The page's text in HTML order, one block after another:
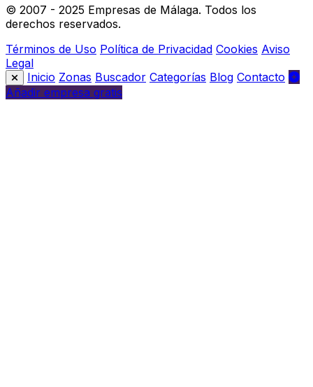
© 2007 - 2025 Empresas de Málaga. Todos los
derechos reservados.
Términos de Uso Política de Privacidad Cookies Aviso
Legal
Inicio Zonas Buscador Categorías Blog Contacto
Añadir empresa gratis